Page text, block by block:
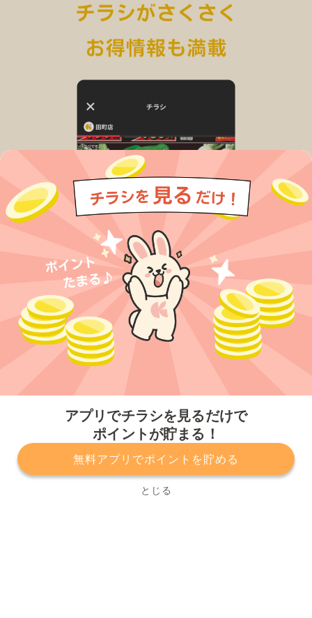
アプリでチラシを見るだけで
ポイントが貯まる！
無料アプリでポイントを貯める
とじる
プライバシーポリシー 利用規約
運営会社
サービスに関してのお問い合わせ